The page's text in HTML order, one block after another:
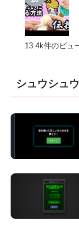
13.4k件のビュ
シュウシュ